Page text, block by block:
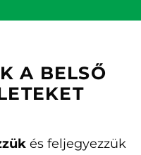
A BELSŐ
és feljegyezzük